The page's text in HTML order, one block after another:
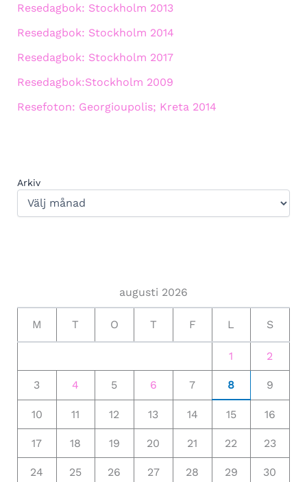
Resedagbok: Stockholm 2013
Resedagbok: Stockholm 2014
Resedagbok: Stockholm 2017
Resedagbok:Stockholm 2009
Resefoton: Georgioupolis; Kreta 2014
Arkiv
augusti 2026
M T O T F L S
1 2
3 4 5 6 7 8 9
10 11 12 13 14 15 16
17 18 19 20 21 22 23
24 25 26 27 28 29 30